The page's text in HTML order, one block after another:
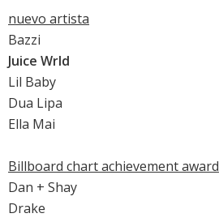
nuevo artista
Bazzi
Juice Wrld
Lil Baby
Dua Lipa
Ella Mai
Billboard chart achievement award
Dan + Shay
Drake